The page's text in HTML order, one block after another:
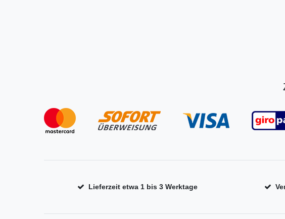
Lieferzeit etwa 1 bis 3 Werktage